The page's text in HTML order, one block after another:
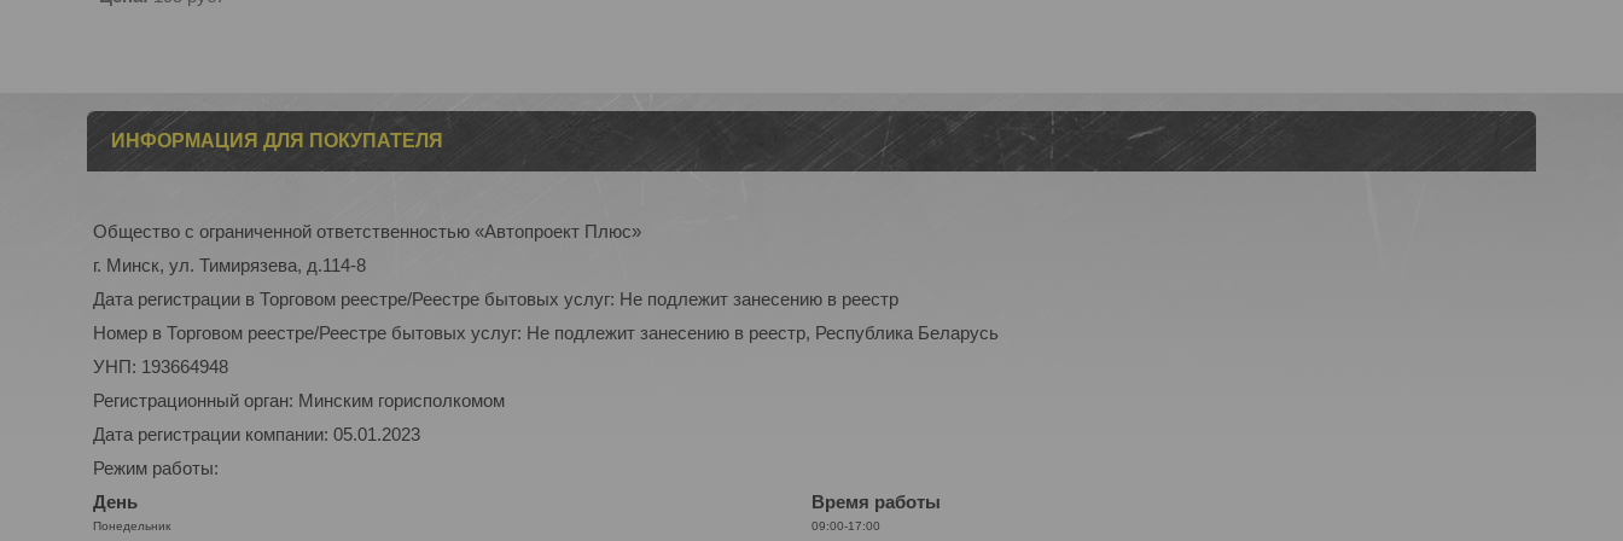
ИНФОРМАЦИЯ ДЛЯ ПОКУПАТЕЛЯ
Общество с ограниченной ответственностью «Автопроект Плюс»
г. Минск, ул. Тимирязева, д.114-8
Дата регистрации в Торговом реестре/Реестре бытовых услуг: Не подлежит занесению в реестр
Номер в Торговом реестре/Реестре бытовых услуг: Не подлежит занесению в реестр, Республика Беларусь
УНП: 193664948
Регистрационный орган: Минским горисполкомом
Дата регистрации компании: 05.01.2023
Режим работы:
День
Время работы
Понедельник 09:00-17:00